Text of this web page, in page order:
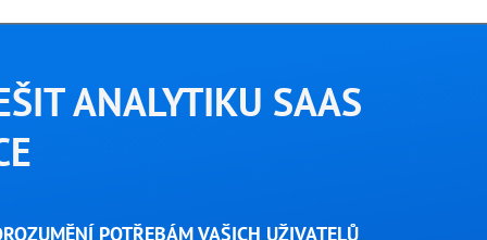
ANALYTIKU SAAS
POTŘEBÁM VAŠICH UŽIVATELŮ